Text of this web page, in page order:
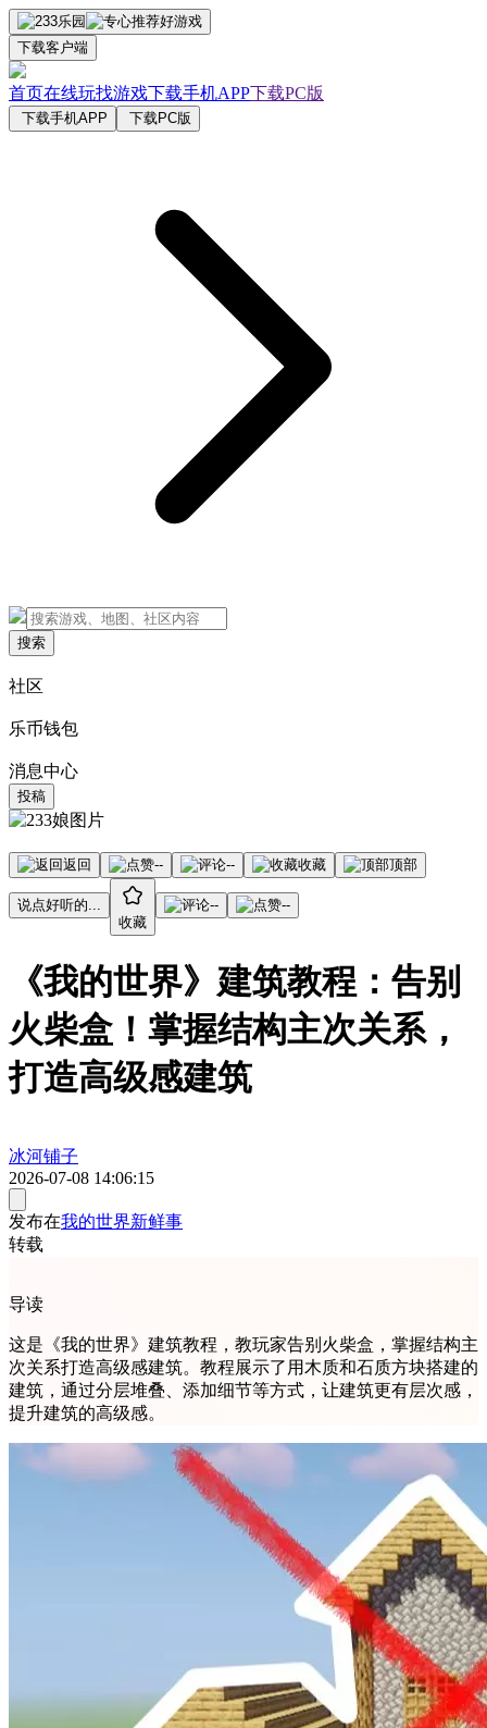
下载客户端
首页在线玩找游戏下载手机APP下载PC版
下载手机APP 下载PC版
搜索
社区
乐币钱包
消息中心
投稿
返回 -- -- 收藏 顶部
说点好听的...
收藏
-- --
《我的世界》建筑教程：告别
火柴盒！掌握结构主次关系，
打造高级感建筑
冰河铺子
2026-07-08 14:06:15
发布在我的世界新鲜事
转载
导读
这是《我的世界》建筑教程，教玩家告别火柴盒，掌握结构主
次关系打造高级感建筑。教程展示了用木质和石质方块搭建的
建筑，通过分层堆叠、添加细节等方式，让建筑更有层次感，
提升建筑的高级感。